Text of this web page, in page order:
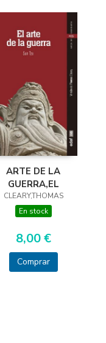
ARTE DE LA
GUERRA,EL
CLEARY,THOMAS
En stock
8,00 €
Comprar